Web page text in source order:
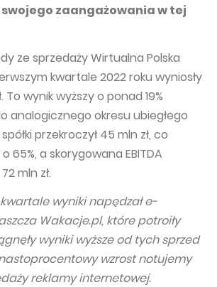
Shareholders
zaangażowania w tej
ze sprzedaży Wirtualna Polska
kwartale 2022 roku wyniosły
To wynik wyższy o ponad 19%
analogicznego okresu ubiegłego
przekroczył 45 mln zł, co
65%, a skorygowana EBITDA
mln zł.
wyniki napędzał e-
Wakacje.pl, które potroiły
wyniki wyższe od tych sprzed
wzrost notujemy
reklamy internetowej.